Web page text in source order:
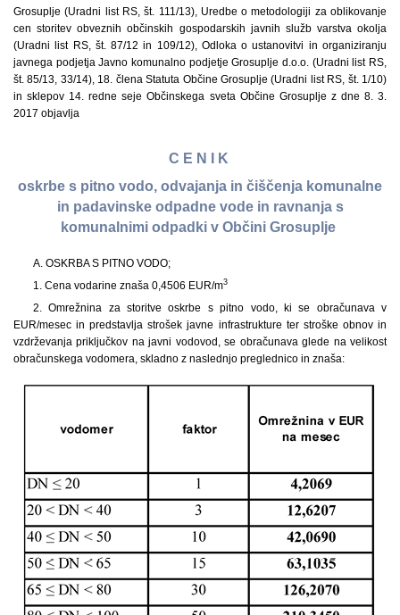
Grosuplje (Uradni list RS, št. 111/13), Uredbe o metodologiji za oblikovanje
cen storitev obveznih občinskih gospodarskih javnih služb varstva okolja
(Uradni list RS, št. 87/12 in 109/12), Odloka o ustanovitvi in organiziranju
javnega podjetja Javno komunalno podjetje Grosuplje d.o.o. (Uradni list RS,
št. 85/13, 33/14), 18. člena Statuta Občine Grosuplje (Uradni list RS, št. 1/10)
in sklepov 14. redne seje Občinskega sveta Občine Grosuplje z dne 8. 3.
2017 objavlja
C E N I K
oskrbe s pitno vodo, odvajanja in čiščenja komunalne
in padavinske odpadne vode in ravnanja s
komunalnimi odpadki v Občini Grosuplje
A. OSKRBA S PITNO VODO;
1. Cena vodarine znaša 0,4506 EUR/m3
2. Omrežnina za storitve oskrbe s pitno vodo, ki se obračunava v
EUR/mesec in predstavlja strošek javne infrastrukture ter stroške obnov in
vzdrževanja priključkov na javni vodovod, se obračunava glede na velikost
obračunskega vodomera, skladno z naslednjo preglednico in znaša: